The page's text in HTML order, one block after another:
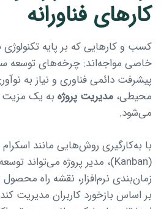
کارهای فناورانه
کسب‌ و کارهایی که بر پایه
خاصی مواجه‌اند: چرخه‌های توسعه
پیشرفت دائمی فناوری و نیاز به
محیطی، مدیریت پروژه به یک مزیت
می‌شود.
زمان‌بندی نرم‌افزار، نقشه راه
بر اساس بازخورد کاربران مدیریت